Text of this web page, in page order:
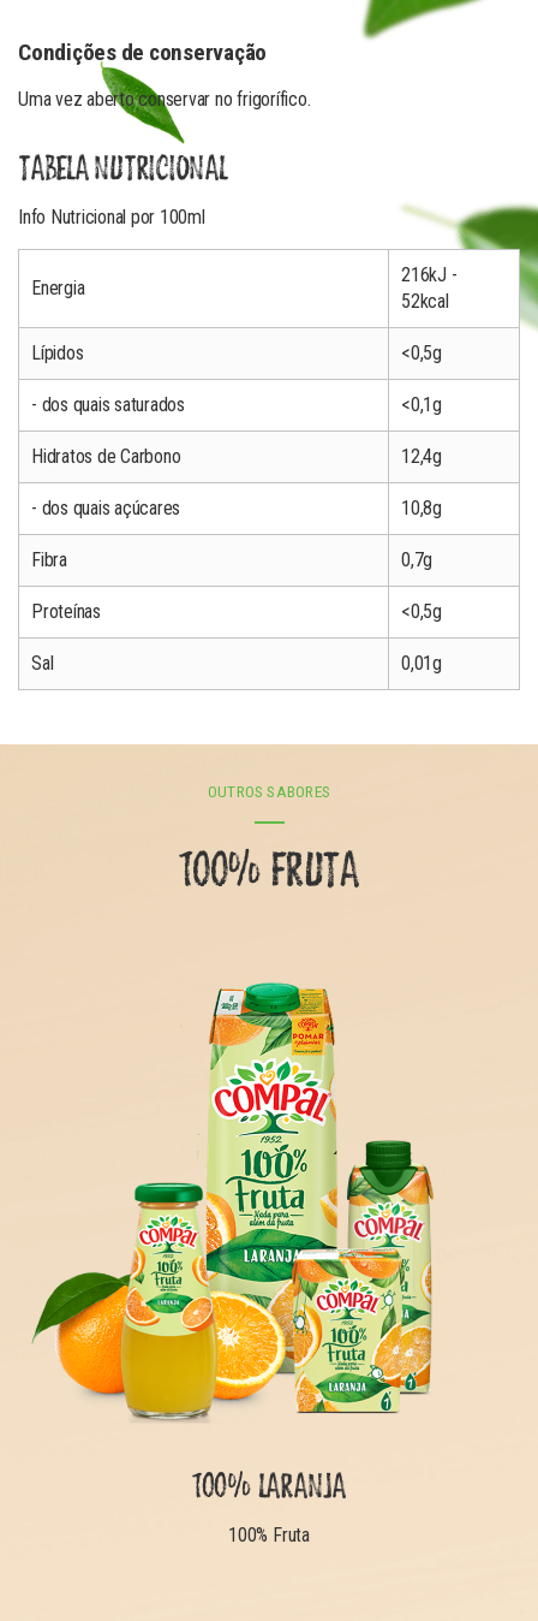
Condições de conservação
Uma vez aberto conservar no frigorífico.
TABELA NUTRICIONAL
Info Nutricional por 100ml
Energia
216kJ -
52kcal
Lípidos <0,5g
- dos quais saturados <0,1g
Hidratos de Carbono 12,4g
- dos quais açúcares 10,8g
Fibra 0,7g
Proteínas <0,5g
Sal 0,01g
OUTROS SABORES
100% FRUTA
100% LARANJA
100% Fruta